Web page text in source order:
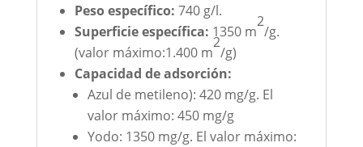
Peso específico: 740 g/l.
Superficie específica: 1350 m
2
/g.
(valor máximo:1.400 m
2
/g)
Capacidad de adsorción:
Azul de metileno): 420 mg/g. El
valor máximo: 450 mg/g
Yodo: 1350 mg/g. El valor máximo: